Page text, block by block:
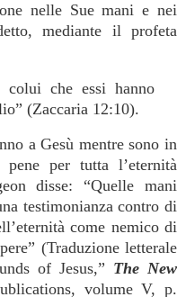
nelle Sue mani e nei
mediante il profeta
colui che essi hanno
(Zaccaria 12:10).
a Gesù mentre sono in
per tutta l’eternità
disse: “Quelle mani
testimonianza contro di
come nemico di
(Traduzione letterale
of Jesus,” The New
volume V, p.